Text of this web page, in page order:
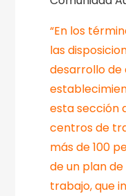
“En los
las
desarrollo de
esta sección
centros de
más de 100
de un plan
trabajo, que